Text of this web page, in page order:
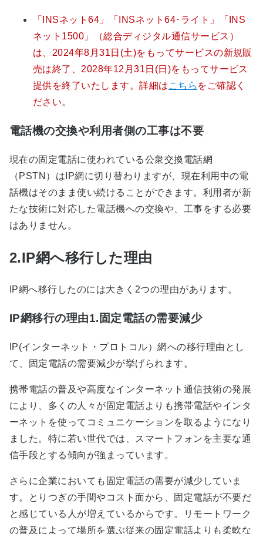
「INSネット64」「INSネット64･ライト」「INS
ネット1500」（総合ディジタル通信サービス）
は、2024年8月31日(土)をもってサービスの新規販
売は終了、2028年12月31日(日)をもってサービス
提供を終了いたします。詳細は こちら をご確認く
ださい。
電話機の交換や利用者側の工事は不要
現在の固定電話に使われている公衆交換電話網
（PSTN）はIP網に切り替わりますが、現在利用中の電
話機はそのまま使い続けることができます。利用者が新
たな技術に対応した電話機への交換や、工事をする必要
はありません。
2.IP網へ移行した理由
IP網へ移行したのには大きく2つの理由があります。
IP網移行の理由1.固定電話の需要減少
IP(インターネット・プロトコル）網への移行理由とし
て、固定電話の需要減少が挙げられます。
携帯電話の普及や高度なインターネット通信技術の発展
により、多くの人々が固定電話よりも携帯電話やインタ
ーネットを使ってコミュニケーションを取るようになり
ました。特に若い世代では、スマートフォンを主要な通
信手段とする傾向が強まっています。
さらに企業においても固定電話の需要が減少していま
す。とりつぎの手間やコスト面から、固定電話が不要だ
と感じている人が増えているからです。リモートワーク
の普及によって場所を選ぶ従来の固定電話よりも柔軟な